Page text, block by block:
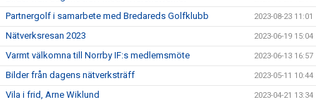
Partnergolf i samarbete med Bredareds Golfklubb 2023-08-23 11:01
Nätverksresan 2023 2023-06-19 15:04
Varmt välkomna till Norrby IF:s medlemsmöte 2023-06-13 16:57
Bilder från dagens nätverksträff 2023-05-11 10:44
Vila i frid, Arne Wiklund 2023-04-21 13:34